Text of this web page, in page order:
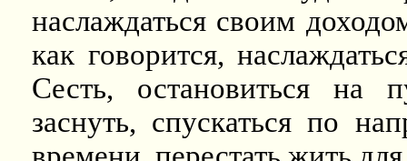
наслаждаться своим
как говорится,
Сесть, остановиться на
заснуть, спускаться по